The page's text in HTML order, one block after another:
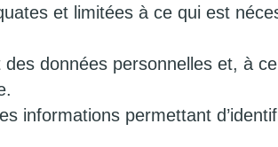
et limitées à ce qui est
données personnelles et, à
informations permettant